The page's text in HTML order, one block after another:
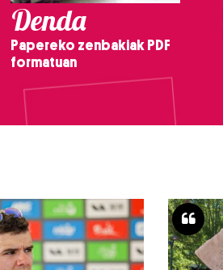
Denda
Papereko zenbakiak PDF
formatuan